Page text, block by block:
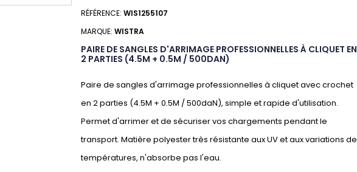
RÉFÉRENCE:WIS1255107
MARQUE:WISTRA
PAIRE DE SANGLES D'ARRIMAGE PROFESSIONNELLES À CLIQUET EN
2 PARTIES (4.5M + 0.5M / 500DAN)
Paire de sangles d'arrimage professionnelles à cliquet avec crochet
en 2 parties (4.5M + 0.5M / 500daN), simple et rapide d'utilisation.
Permet d'arrimer et de sécuriser vos chargements pendant le
transport. Matière polyester très résistante aux UV et aux variations de
températures, n'absorbe pas l'eau.